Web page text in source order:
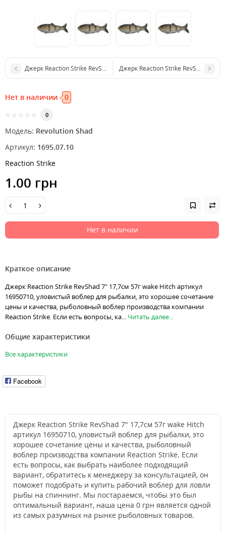
Джерк Reaction Strike RevShad 7" 17,7см 57г wake Bluegill
Джерк Reaction Strike RevShad 7"
Нет в наличии 0
0
Модель: Revolution Shad
Артикул: 1695.07.10
Reaction Strike
1.00 грн
Нет в наличии
Краткое описание
Джерк Reaction Strike RevShad 7" 17,7см 57г wake Hitch артикул
16950710, уловистый воблер для рыбалки, это хорошее сочетание
цены и качества, рыболовный воблер производства компании
Reaction Strike. Если есть вопросы, ка... Читать далее...
Общие характеристики
Все характеристики
Facebook
Джерк Reaction Strike RevShad 7" 17,7см 57г wake Hitch
артикул 16950710, уловистый воблер для рыбалки, это
хорошее сочетание цены и качества, рыболовный
воблер производства компании Reaction Strike. Если
есть вопросы, как выбрать наиболее подходящий
вариант, обратитесь к менеджеру за консультацией, он
поможет подобрать и купить рабочий воблер для ловли
рыбы на спиннинг. Мы постараемся, чтобы это был
оптимальный вариант, наша цена 0 грн является одной
из самых разумных на рынке рыболовных товаров.